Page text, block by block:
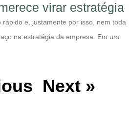
virar estratégia
e, justamente por isso, nem toda
na estratégia da empresa. Em um
Next »